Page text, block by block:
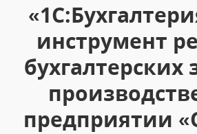
инструмент
бухгалтерских
предприятии